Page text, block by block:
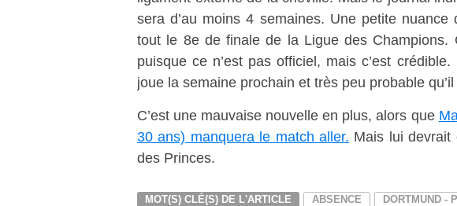
sera d’au moins 4 semaines. Une petite
tout le 8e de finale de la Ligue des Champions.
puisque ce n’est pas officiel, mais c’est
joue la semaine prochain et très peu probable
C’est une mauvaise nouvelle en plus, alors que
30 ans) manquera le match aller. Mais lui devrait
des Princes.
MOT(S) CLÉ(S) DE L'ARTICLE ABSENCE DORTMUND -